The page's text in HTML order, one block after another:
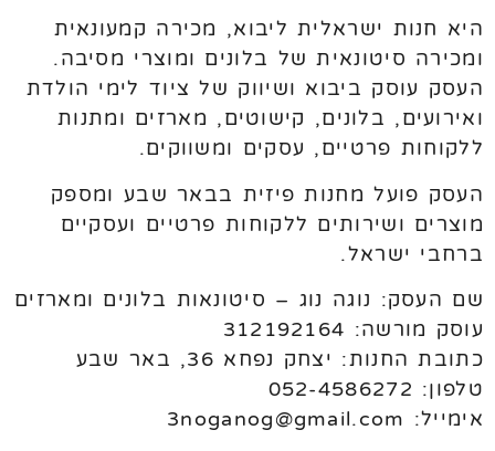
היא חנות ישראלית ליבוא, מכירה קמעונאית
ומכירה סיטונאית של בלונים ומוצרי מסיבה.
העסק עוסק ביבוא ושיווק של ציוד לימי הולדת
ואירועים, בלונים, קישוטים, מארזים ומתנות
ללקוחות פרטיים, עסקים ומשווקים.
העסק פועל מחנות פיזית בבאר שבע ומספק
מוצרים ושירותים ללקוחות פרטיים ועסקיים
ברחבי ישראל.
שם העסק: נוגה נוג – סיטונאות בלונים ומארזים
עוסק מורשה: 312192164
כתובת החנות: יצחק נפחא 36, באר שבע
טלפון: 052-4586272
אימייל: 3noganog@gmail.com